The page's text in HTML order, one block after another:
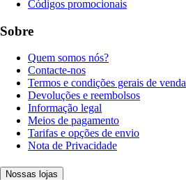
Códigos promocionais
Sobre
Quem somos nós?
Contacte-nos
Termos e condições gerais de venda
Devoluções e reembolsos
Informação legal
Meios de pagamento
Tarifas e opções de envio
Nota de Privacidade
Nossas lojas